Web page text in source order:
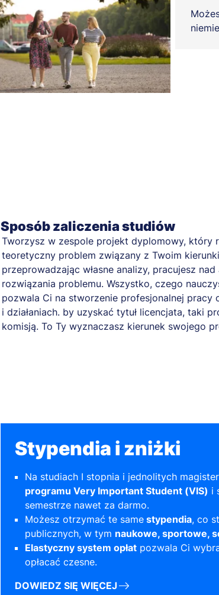
Sposób zaliczenia studiów
Tworzysz w zespole projekt dyplomowy, który
teoretyczny problem związany z Twoim
przeprowadzając własne analizy, pracujesz
rozwiązania problemu. Wszystko, czego
pozwala Ci na stworzenie profesjonalnej pracy
i działaniach. by uzyskać tytuł licencjata, taki
komisją. To Ty wyznaczasz kierunek swojego
Stypendia i zniżki
Na studiach I stopnia i jednolitych
programu Very Important Student (VIS) i
semestrze nawet za darmo.
Możesz otrzymać te same stypendia, co
publicznych, w tym naukowe, sportowe,
Elastyczny system opłat pozwala Ci
opłacać czesne.
DOWIEDZ SIĘ WIĘCEJ